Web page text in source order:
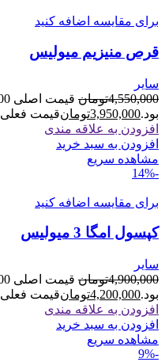
برای مقایسه اضافه کنید
قرص منیزیم میولیس
سایر
4,550,000تومان
بود.3,950,000تومانقیمت فعلی 3,950,000تومان است.
افزودن به علاقه مندی
افزودن به سبد خرید
مشاهده سریع
-14%
برای مقایسه اضافه کنید
کپسول امگا 3 میولیس
سایر
4,900,000تومان
بود.4,200,000تومانقیمت فعلی 4,200,000تومان است.
افزودن به علاقه مندی
افزودن به سبد خرید
مشاهده سریع
-9%